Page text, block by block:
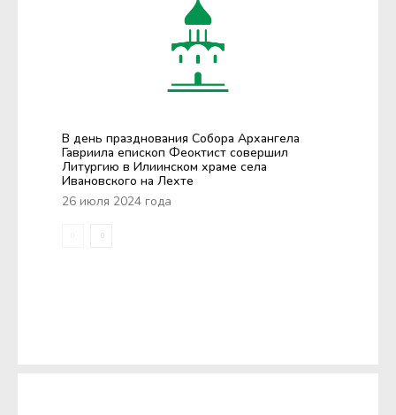
В день празднования Собора Архангела
Гавриила епископ Феоктист совершил
Литургию в Илиинском храме села
Ивановского на Лехте
26 июля 2024 года